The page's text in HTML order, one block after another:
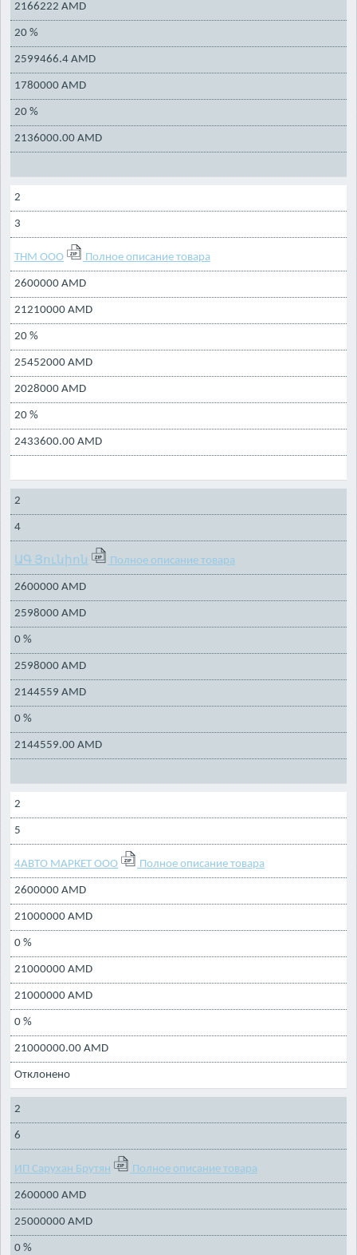
2166222 AMD
20 %
2599466.4 AMD
1780000 AMD
20 %
2136000.00 AMD
2
3
ТНМ ООО Полное описание товара
2600000 AMD
21210000 AMD
20 %
25452000 AMD
2028000 AMD
20 %
2433600.00 AMD
2
4
ԱԳ Յունիոն Полное описание товара
2600000 AMD
2598000 AMD
0 %
2598000 AMD
2144559 AMD
0 %
2144559.00 AMD
2
5
4АВТО МАРКЕТ ООО Полное описание товара
2600000 AMD
21000000 AMD
0 %
21000000 AMD
21000000 AMD
0 %
21000000.00 AMD
Отклонено
2
6
ИП Сарухан Брутян Полное описание товара
2600000 AMD
25000000 AMD
0 %